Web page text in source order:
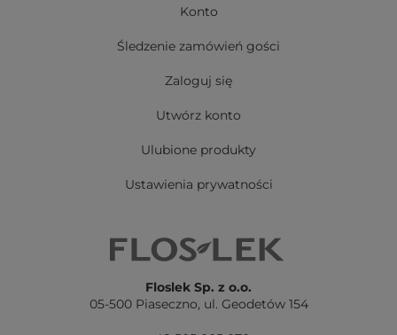
Konto
Śledzenie zamówień gości
Zaloguj się
Utwórz konto
Ulubione produkty
Ustawienia prywatności
Floslek Sp. z o.o.
05-500 Piaseczno, ul. Geodetów 154